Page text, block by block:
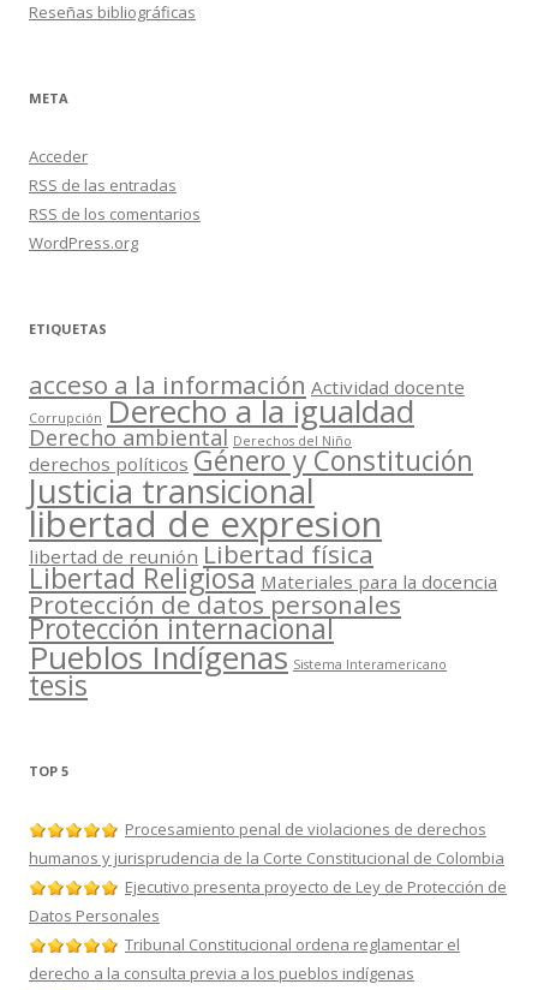
Reseñas bibliográficas
META
Acceder
RSS de las entradas
RSS de los comentarios
WordPress.org
ETIQUETAS
acceso a la información Actividad docente
Corrupción Derecho a la igualdad
Derecho ambiental Derechos del Niño
derechos políticos Género y Constitución
Justicia transicional
libertad de expresion
libertad de reunión Libertad física
Libertad Religiosa Materiales para la docencia
Protección de datos personales
Protección internacional
Pueblos Indígenas Sistema Interamericano
tesis
TOP 5
Procesamiento penal de violaciones de derechos
humanos y jurisprudencia de la Corte Constitucional de Colombia
Ejecutivo presenta proyecto de Ley de Protección de
Datos Personales
Tribunal Constitucional ordena reglamentar el
derecho a la consulta previa a los pueblos indígenas